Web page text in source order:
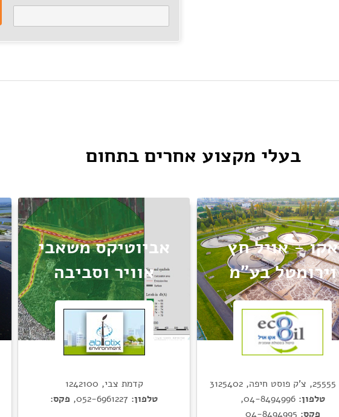
בעלי מקצוע אחרים בתחום
אקו - אויל חץ
וירומטל בע"מ
טלפון: 04-8494996
,
פקס: 04-8494995
אביוטיקס משאבי
אוויר וסביבה
קדמת צבי, 1242100
טלפון: 052-6961227
, פקס: